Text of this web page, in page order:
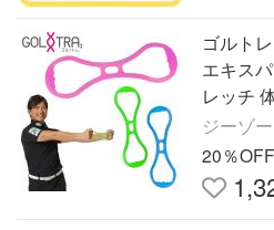
ゴルト
エキス
レッチ
ジーゾ
20％